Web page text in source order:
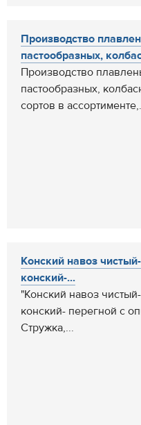
Производство
пастообразных,
Производство
пастообразных,
сортов в
Конский навоз
конский-...
"Конский навоз
конский- перегной с
Стружка,...